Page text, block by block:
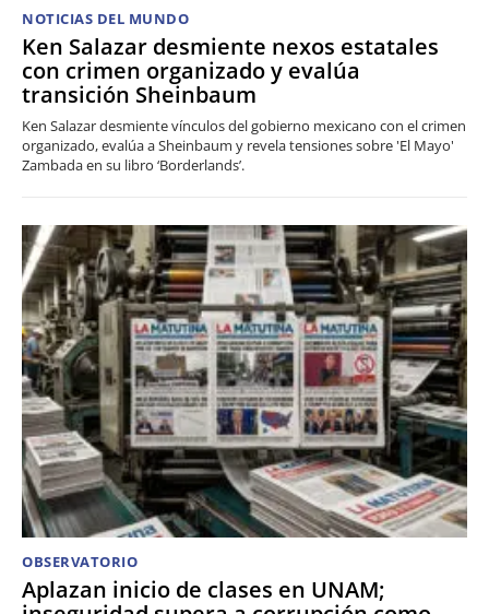
NOTICIAS DEL MUNDO
Ken Salazar desmiente nexos estatales
con crimen organizado y evalúa
transición Sheinbaum
Ken Salazar desmiente vínculos del gobierno mexicano con el crimen
organizado, evalúa a Sheinbaum y revela tensiones sobre 'El Mayo'
Zambada en su libro ‘Borderlands’.
OBSERVATORIO
Aplazan inicio de clases en UNAM;